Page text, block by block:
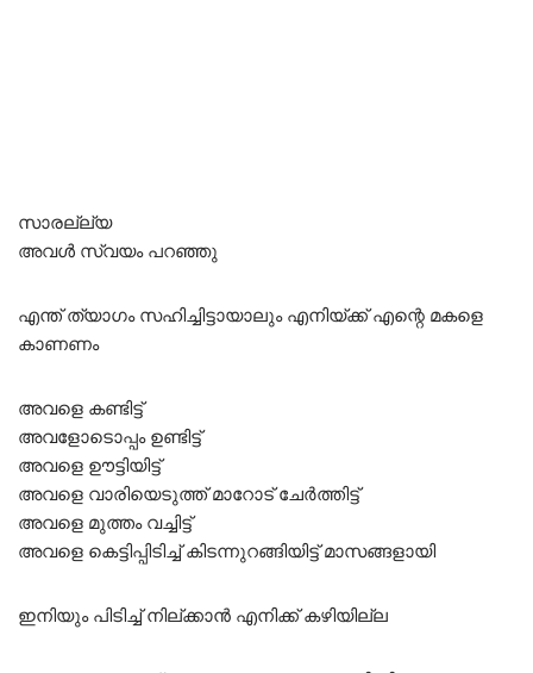
സാരല്ല്യ
അവൾ സ്വയം പറഞ്ഞു
എന്ത് ത്യാഗം സഹിച്ചിട്ടായാലും എനിയ്ക്ക് എന്റെ മകളെ
കാണണം
അവളെ കണ്ടിട്ട്
അവളോടൊപ്പം ഉണ്ടിട്ട്
അവളെ ഊട്ടിയിട്ട്
അവളെ വാരിയെടുത്ത് മാറോട് ചേർത്തിട്ട്
അവളെ മുത്തം വച്ചിട്ട്
അവളെ കെട്ടിപ്പിടിച്ച് കിടന്നുറങ്ങിയിട്ട് മാസങ്ങളായി
ഇനിയും പിടിച്ച് നില്ക്കാൻ എനിക്ക് കഴിയില്ല